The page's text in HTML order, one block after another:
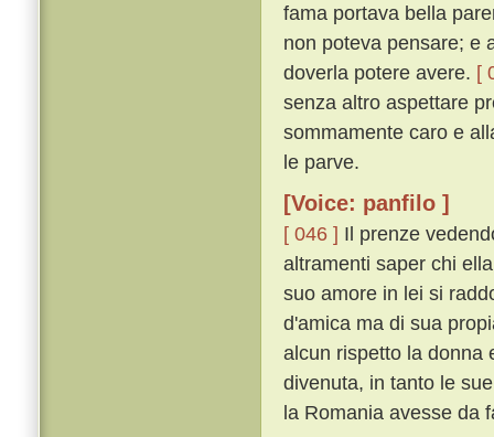
fama portava bella
non poteva pensare; e
doverla potere avere. [
senza altro aspettare
sommamente caro e
le parve.
[Voice: panfilo ]
[ 046 ] Il prenze
altramenti saper chi
suo amore in lei si
d'amica ma di sua
alcun rispetto la donna
divenuta, in tanto le
la Romania avesse da